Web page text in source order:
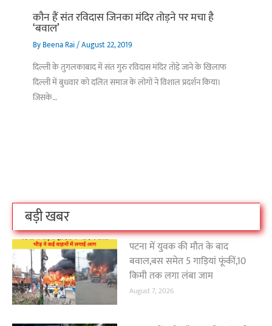
कौन हैं संत रविदास जिनका मंदिर तोड़ने पर मचा है
‘बवाल’
ByBeena Rai/August 22, 2019
दिल्ली के तुगलकाबाद में संत गुरु रविदास मंदिर तोड़े जाने के खिलाफ
दिल्ली में बुधवार को दलित समाज के लोगों ने विशाल प्रदर्शन किया।
जिसके…
बड़ी खबर
पटना में युवक की मौत के बाद
बवाल,बस समेत 5 गाड़ियां फूंकीं,10
किमी तक लगा लंबा जाम
August 7, 2026